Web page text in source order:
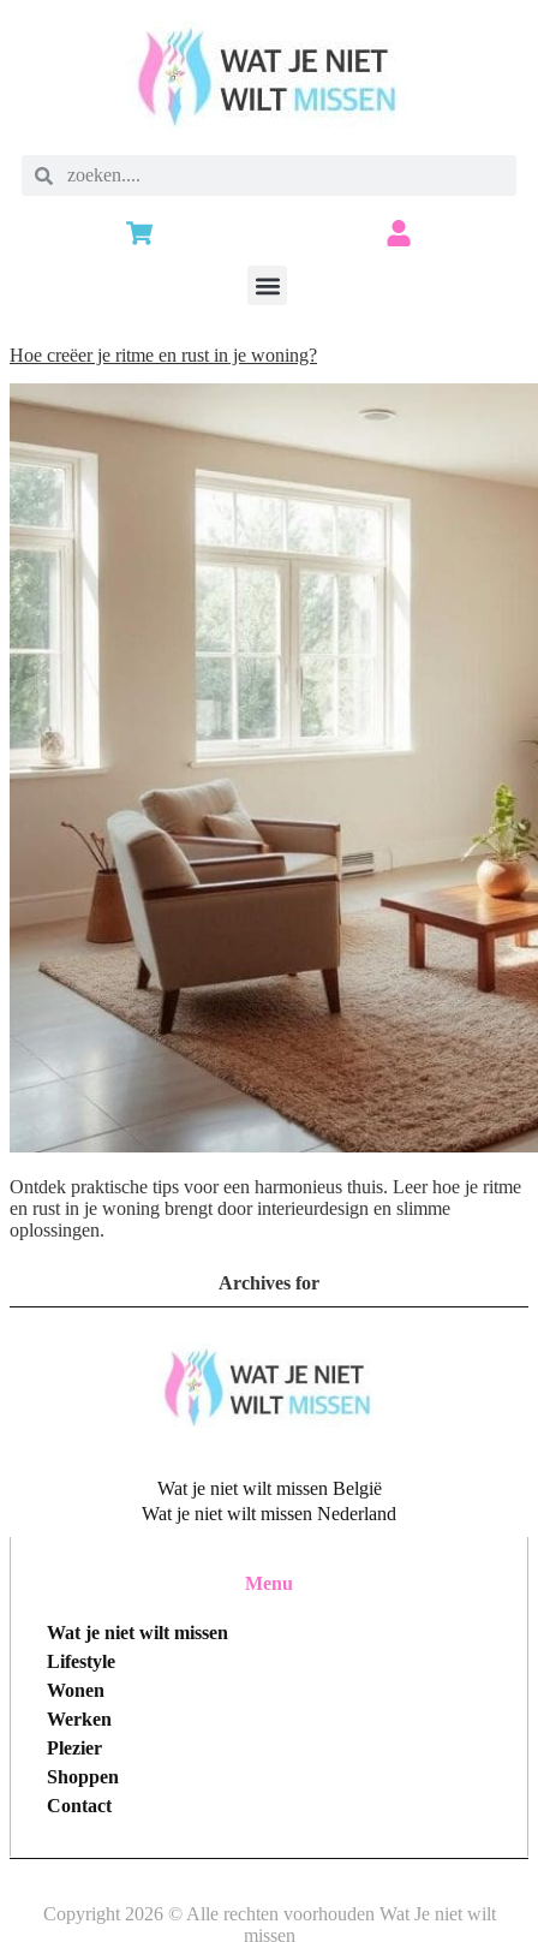
Hoe creëer je ritme en rust in je woning?
Ontdek praktische tips voor een harmonieus thuis. Leer hoe je ritme
en rust in je woning brengt door interieurdesign en slimme
oplossingen.
Archives for
Wat je niet wilt missen België
Wat je niet wilt missen Nederland
Menu
Wat je niet wilt missen
Lifestyle
Wonen
Werken
Plezier
Shoppen
Contact
Copyright 2026 © Alle rechten voorhouden Wat Je niet wilt
missen